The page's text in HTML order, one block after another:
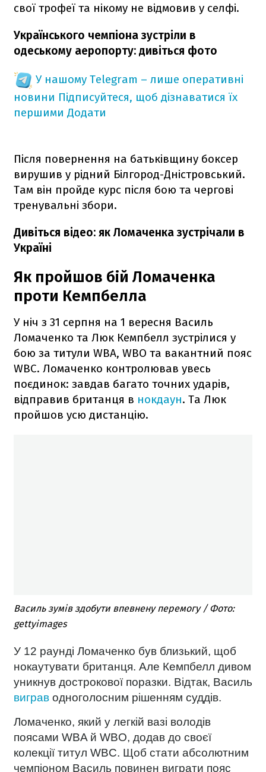
свої трофеї та нікому не відмовив у селфі.
Українського чемпіона зустріли в
одеському аеропорту: дивіться фото
У нашому Telegram – лише оперативні
новини Підписуйтеся, щоб дізнаватися їх
першими Додати
Після повернення на батьківщину боксер
вирушив у рідний Білгород-Дністровський.
Там він пройде курс після бою та чергові
тренувальні збори.
Дивіться відео: як Ломаченка зустрічали в
Україні
Як пройшов бій Ломаченка
проти Кемпбелла
У ніч з 31 серпня на 1 вересня Василь
Ломаченко та Люк Кемпбелл зустрілися у
бою за титули WBA, WBO та вакантний пояс
WBC. Ломаченко контролював увесь
поєдинок: завдав багато точних ударів,
відправив британця в нокдаун. Та Люк
пройшов усю дистанцію.
Василь зумів здобути впевнену перемогу / Фото:
gettyimages
У 12 раунді Ломаченко був близький, щоб
нокаутувати британця. Але Кемпбелл дивом
уникнув дострокової поразки. Відтак, Василь
виграв одноголосним рішенням суддів.
Ломаченко, який у легкій вазі володів
поясами WBA й WBO, додав до своєї
колекції титул WBC. Щоб стати абсолютним
чемпіоном Василь повинен виграти пояс